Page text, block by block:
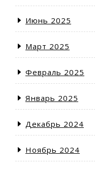
Июнь 2025
Март 2025
Февраль 2025
Январь 2025
Декабрь 2024
Ноябрь 2024